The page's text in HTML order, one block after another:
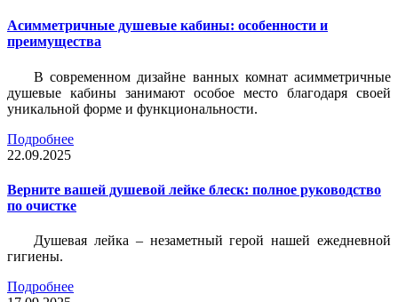
Асимметричные душевые кабины: особенности и
преимущества
В современном дизайне ванных комнат асимметричные
душевые кабины занимают особое место благодаря своей
уникальной форме и функциональности.
Подробнее
22.09.2025
Верните вашей душевой лейке блеск: полное руководство
по очистке
Душевая лейка – незаметный герой нашей ежедневной
гигиены.
Подробнее